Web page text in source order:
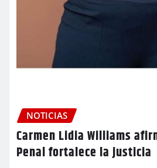
NOTICIAS
Carmen Lidia Williams
Penal fortalece la justicia